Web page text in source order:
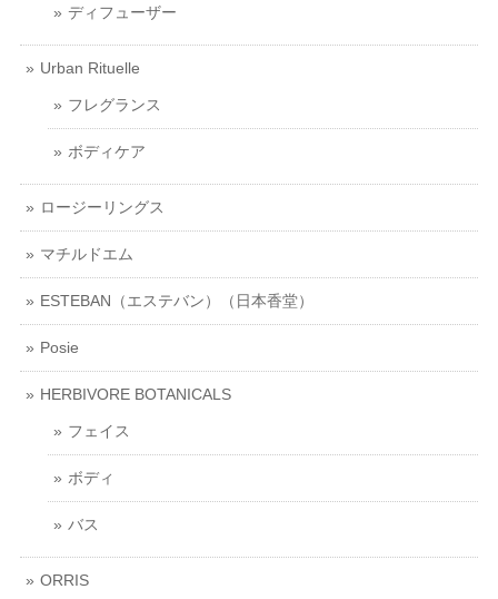
ディフューザー
Urban Rituelle
フレグランス
ボディケア
ロージーリングス
マチルドエム
ESTEBAN（エステバン）（日本香堂）
Posie
HERBIVORE BOTANICALS
フェイス
ボディ
バス
ORRIS